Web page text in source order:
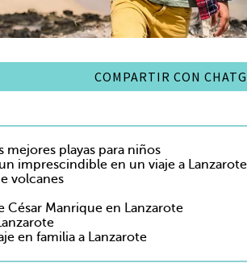
COMPARTIR CON
mejores playas para niños
imprescindible en un viaje a
volcanes
Manrique en Lanzarote
en familia a Lanzarote